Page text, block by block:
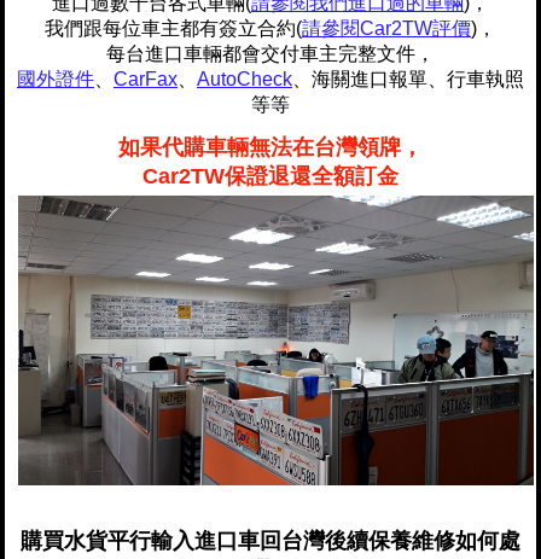
我們跟每位車主都有簽立合約(請參閱Car2TW評價)，
每台進口車輛都會交付車主完整文件，
國外證件
CarFax AutoCheck 、海關進口報單、行車執照
等等
如果代購車輛無法在台灣領牌，
Car2TW保證退還全額訂金
購買水貨平行輸入進口車回台灣後續保養維修如何處